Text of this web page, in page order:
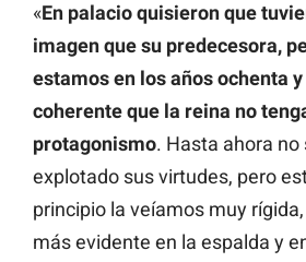
«En palacio quisieron que
imagen que su predecesora,
estamos en los años ochenta
coherente que la reina no
protagonismo. Hasta ahora no
explotado sus virtudes, pero
principio la veíamos muy
más evidente en la espalda y